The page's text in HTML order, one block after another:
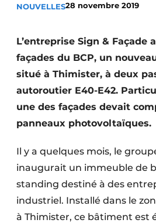
Construction bois
Contrôle d’accès
Éclairage
Fondations
Façades
Géotextiles
NOUVELLES28 novembre 2019
L’entreprise Sign & Façade
façades du BCP, un
situé à Thimister, à deux
autoroutier E40-E42.
une des façades devait
panneaux photovoltaïques.
Il y a quelques mois, le
inaugurait un immeuble de
standing destiné à des
industriel. Installé dans le
à Thimister, ce bâtiment est